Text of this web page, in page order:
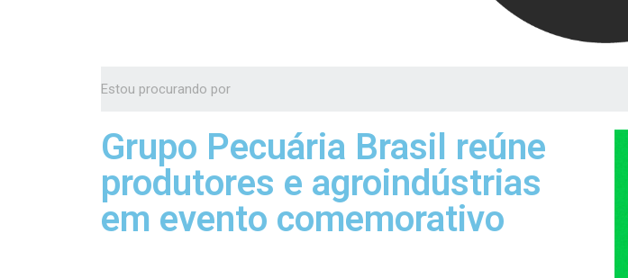
Grupo Pecuária Brasil reúne
produtores e agroindústrias
em evento comemorativo